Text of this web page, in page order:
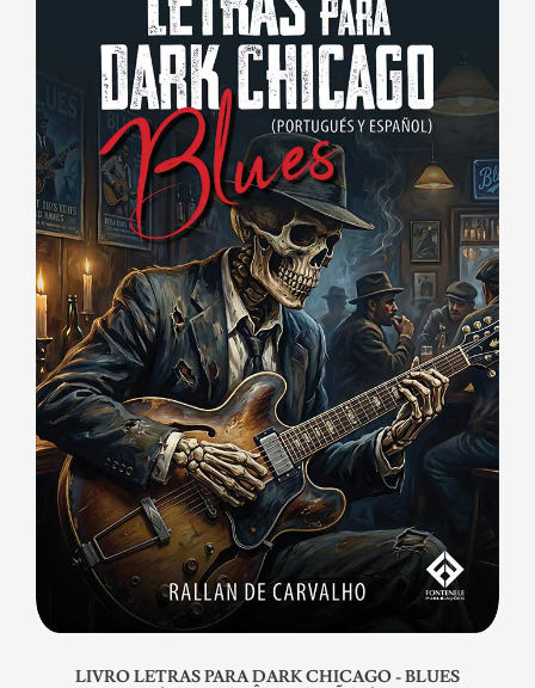
LIVRO LETRAS PARA DARK CHICAGO - BLUES